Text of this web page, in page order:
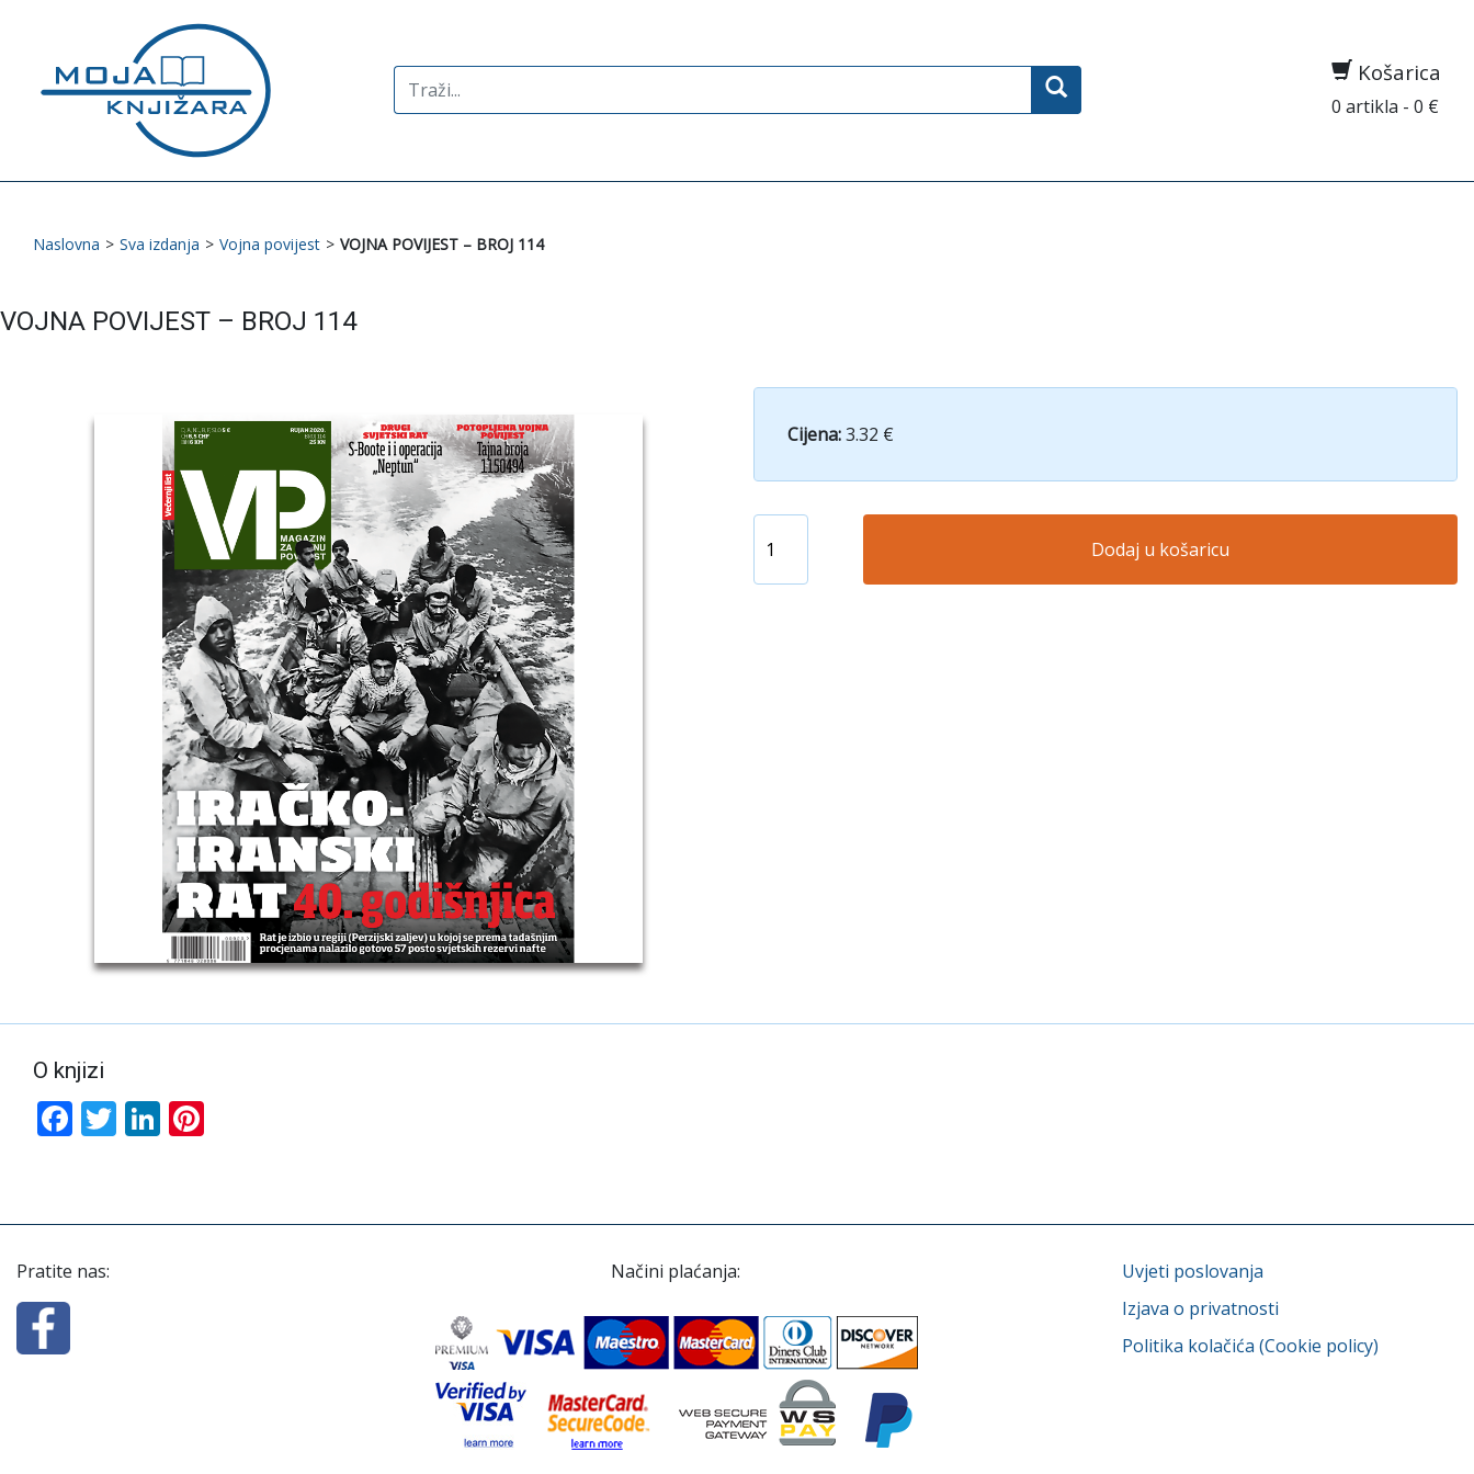
Search
for:
Košarica
0 artikla - 0 €
Naslovna > Sva izdanja > Vojna povijest > VOJNA POVIJEST – BROJ 114
VOJNA POVIJEST – BROJ 114
Cijena:3.32 €
Dodaj u košaricu
O knjizi
Facebook
TwitterLinkedIn
Pratite nas: Načini plaćanja:
Uvjeti poslovanja
Izjava o privatnosti
Politika kolačića (Cookie policy)